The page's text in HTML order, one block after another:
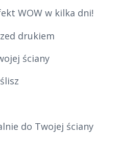
WOW w kilka dni!
drukiem
ściany
do Twojej ściany